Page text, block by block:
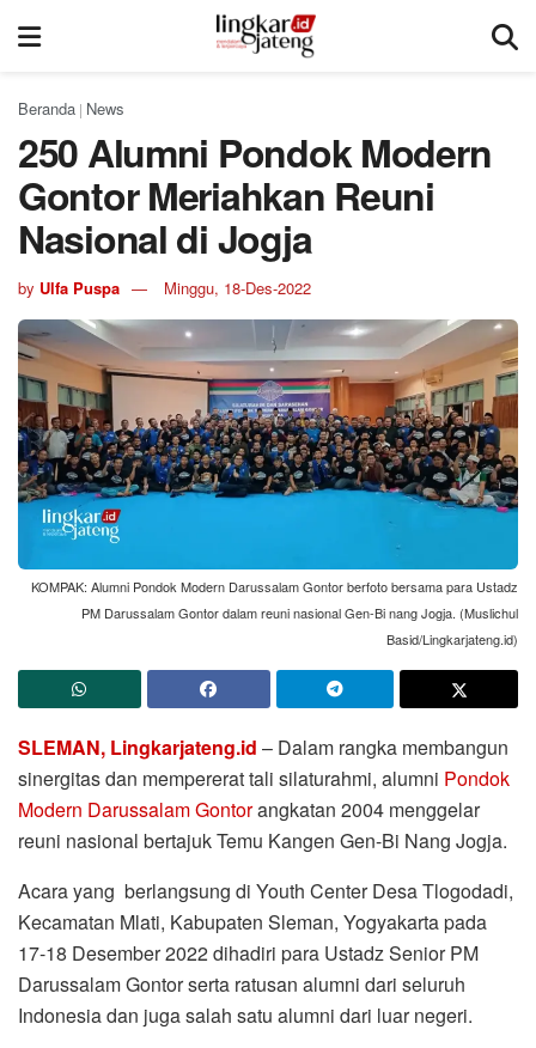
Beranda | News
250 Alumni Pondok Modern
Gontor Meriahkan Reuni
Nasional di Jogja
by Ulfa Puspa Minggu, 18-Des-2022
KOMPAK: Alumni Pondok Modern Darussalam Gontor berfoto bersama para Ustadz
PM Darussalam Gontor dalam reuni nasional Gen-Bi nang Jogja. (Muslichul
Basid/Lingkarjateng.id)
SLEMAN, Lingkarjateng.id – Dalam rangka membangun
sinergitas dan mempererat tali silaturahmi, alumni Pondok
Modern Darussalam Gontorangkatan 2004 menggelar
reuni nasional bertajuk Temu Kangen Gen-Bi Nang Jogja.
Acara yang berlangsung di Youth Center Desa Tlogodadi,
Kecamatan Mlati, Kabupaten Sleman, Yogyakarta pada
17-18 Desember 2022 dihadiri para Ustadz Senior PM
Darussalam Gontor serta ratusan alumni dari seluruh
Indonesia dan juga salah satu alumni dari luar negeri.